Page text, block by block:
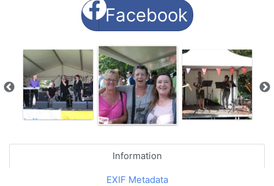
Facebook
Information
EXIF Metadata